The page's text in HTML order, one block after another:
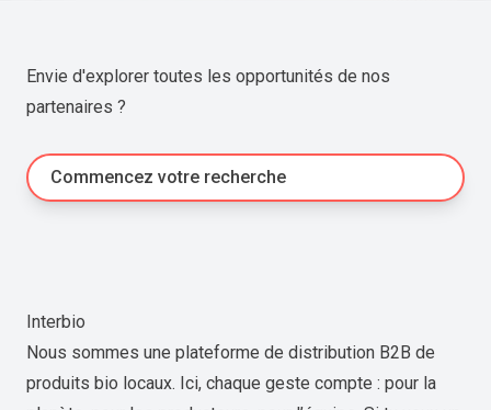
Envie d'explorer toutes les opportunités de nos
partenaires ?
Commencez votre recherche
Interbio
Nous sommes une plateforme de distribution B2B de
produits bio locaux. Ici, chaque geste compte : pour la